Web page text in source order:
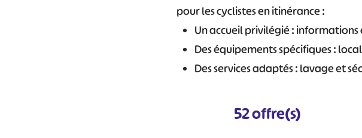
pour les cyclistes en itinérance :
Un accueil privilégié :
Des équipements spécifiques :
Des services adaptés : lavage et
52offre(s)